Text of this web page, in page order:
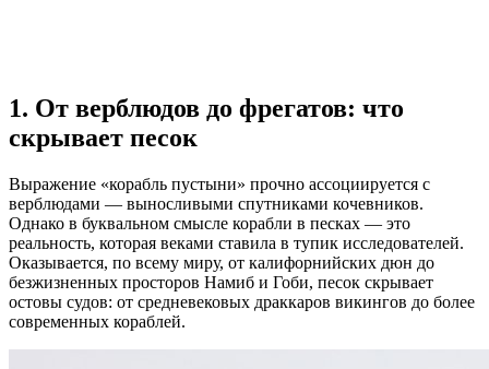
1. От верблюдов до фрегатов: что
скрывает песок
Выражение «корабль пустыни» прочно ассоциируется с
верблюдами — выносливыми спутниками кочевников.
Однако в буквальном смысле корабли в песках — это
реальность, которая веками ставила в тупик исследователей.
Оказывается, по всему миру, от калифорнийских дюн до
безжизненных просторов Намиб и Гоби, песок скрывает
остовы судов: от средневековых драккаров викингов до более
современных кораблей.